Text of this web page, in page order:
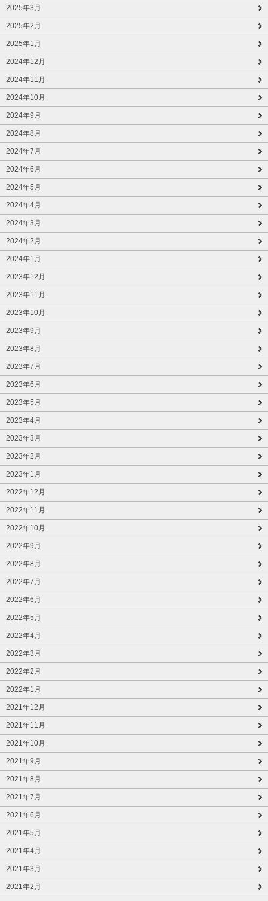
2025年3月
2025年2月
2025年1月
2024年12月
2024年11月
2024年10月
2024年9月
2024年8月
2024年7月
2024年6月
2024年5月
2024年4月
2024年3月
2024年2月
2024年1月
2023年12月
2023年11月
2023年10月
2023年9月
2023年8月
2023年7月
2023年6月
2023年5月
2023年4月
2023年3月
2023年2月
2023年1月
2022年12月
2022年11月
2022年10月
2022年9月
2022年8月
2022年7月
2022年6月
2022年5月
2022年4月
2022年3月
2022年2月
2022年1月
2021年12月
2021年11月
2021年10月
2021年9月
2021年8月
2021年7月
2021年6月
2021年5月
2021年4月
2021年3月
2021年2月